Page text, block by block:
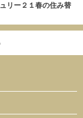
リー２１春の住み替